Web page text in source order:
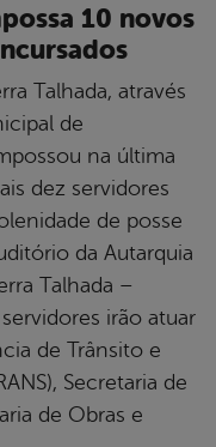
10 novos
Talhada, através
de
na última
dez servidores
de posse
da Autarquia
Talhada –
irão atuar
de Trânsito e
Secretaria de
de Obras e